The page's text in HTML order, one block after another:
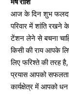
आज के दिन शुभ फलदायी
परिवार में शांति
टेंशन लेने से बचना
किसी की राय आपके
लिए फरिश्ते की तरह
प्रयास आपको
कार्यक्षेत्र में आपको